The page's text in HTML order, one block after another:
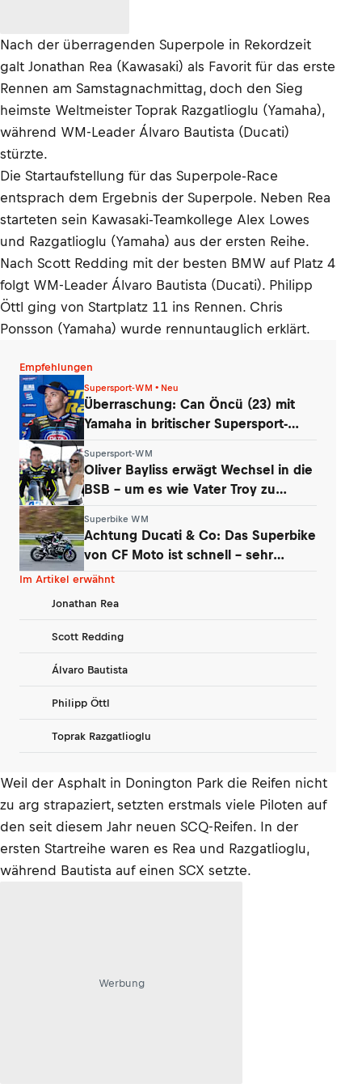
Nach der überragenden Superpole in Rekordzeit
galt Jonathan Rea (Kawasaki) als Favorit für das erste
Rennen am Samstagnachmittag, doch den Sieg
heimste Weltmeister Toprak Razgatlioglu (Yamaha),
während WM-Leader Álvaro Bautista (Ducati)
stürzte.
Die Startaufstellung für das Superpole-Race
entsprach dem Ergebnis der Superpole. Neben Rea
starteten sein Kawasaki-Teamkollege Alex Lowes
und Razgatlioglu (Yamaha) aus der ersten Reihe.
Nach Scott Redding mit der besten BMW auf Platz 4
folgt WM-Leader Álvaro Bautista (Ducati). Philipp
Öttl ging von Startplatz 11 ins Rennen. Chris
Ponsson (Yamaha) wurde rennuntauglich erklärt.
Empfehlungen
Supersport-WM • Neu
Überraschung: Can Öncü (23) mit
Yamaha in britischer Supersport-
Supersport-WM
Oliver Bayliss erwägt Wechsel in die
BSB – um es wie Vater Troy zu
Superbike WM
Achtung Ducati & Co: Das Superbike
von CF Moto ist schnell – sehr
schnell
Im Artikel erwähnt
Jonathan Rea
Scott Redding
Álvaro Bautista
Philipp Öttl
Toprak Razgatlioglu
Weil der Asphalt in Donington Park die Reifen nicht
zu arg strapaziert, setzten erstmals viele Piloten auf
den seit diesem Jahr neuen SCQ-Reifen. In der
ersten Startreihe waren es Rea und Razgatlioglu,
während Bautista auf einen SCX setzte.
Werbung